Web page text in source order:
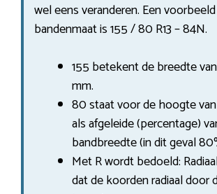
wel eens veranderen. Een
bandenmaat is 155 / 80 R13 – 84N.
155 betekent de breedte
mm.
80 staat voor de hoogte
als afgeleide (percentage)
bandbreedte (in dit geval
Met R wordt bedoeld:
dat de koorden radiaal door